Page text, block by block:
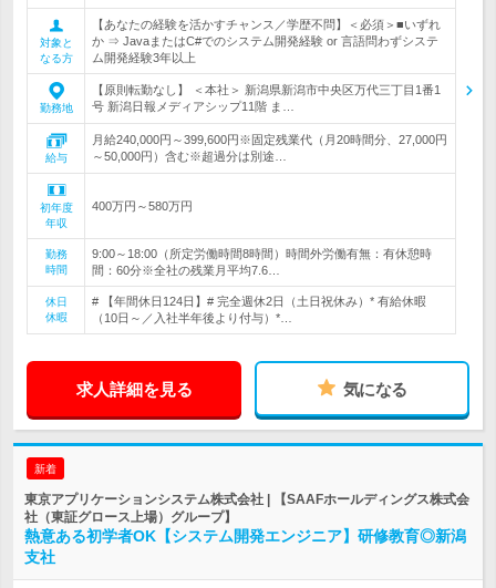
対象と
なる方
【あなたの経験を活かすチャンス／学歴不問】＜必須＞■いずれ
か ⇒ JavaまたはC#でのシステム開発経験 or 言語問わずシステ
ム開発経験3年以上
勤務地
【原則転勤なし】 ＜本社＞ 新潟県新潟市中央区万代三丁目1番1
号 新潟日報メディアシップ11階 ま…
給与
月給240,000円～399,600円※固定残業代（月20時間分、27,000円
～50,000円）含む※超過分は別途…
初年度
年収
400万円～580万円
勤務
時間
9:00～18:00（所定労働時間8時間）時間外労働有無：有休憩時
間：60分※全社の残業月平均7.6…
休日
休暇
# 【年間休日124日】# 完全週休2日（土日祝休み）* 有給休暇
（10日～／入社半年後より付与）*…
求人詳細を見る 気になる
新着
東京アプリケーションシステム株式会社 | 【SAAFホールディングス株式会
社（東証グロース上場）グループ】
熱意ある初学者OK【システム開発エンジニア】研修教育◎新潟
支社